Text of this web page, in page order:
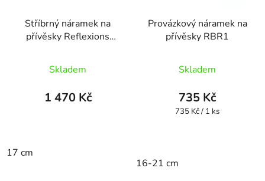
Stříbrný náramek na
přívěsky Reflexions
RFBR03
hodnocení
produktu
Skladem
1 470 Kč
17 cm
Provázkový náramek na
přívěsky RBR1
Skladem
735 Kč
Měrná
735 Kč / 1 ks
16-21 cm